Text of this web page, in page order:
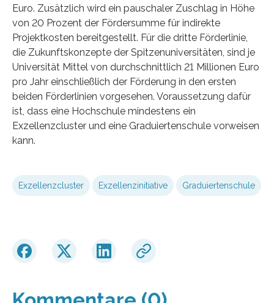
Euro. Zusätzlich wird ein pauschaler Zuschlag in Höhe
von 20 Prozent der Fördersumme für indirekte
Projektkosten bereitgestellt. Für die dritte Förderlinie,
die Zukunftskonzepte der Spitzenuniversitäten, sind je
Universität Mittel von durchschnittlich 21 Millionen Euro
pro Jahr einschließlich der Förderung in den ersten
beiden Förderlinien vorgesehen. Voraussetzung dafür
ist, dass eine Hochschule mindestens ein
Exzellenzcluster und eine Graduiertenschule vorweisen
kann.
Exzellenzcluster Exzellenzinitiative Graduiertenschule